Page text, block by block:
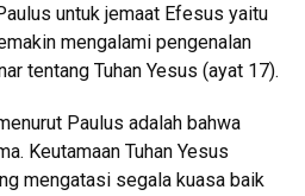
untuk jemaat Efesus yaitu
mengalami pengenalan
tentang Tuhan Yesus (ayat 17).
Paulus adalah bahwa
Keutamaan Tuhan Yesus
mengatasi segala kuasa baik